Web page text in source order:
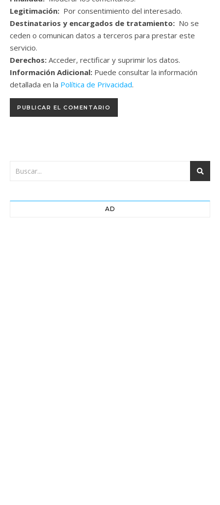
Legitimación: Por consentimiento del interesado.
Destinatarios y encargados de tratamiento: No se
ceden o comunican datos a terceros para prestar este
servicio.
Derechos: Acceder, rectificar y suprimir los datos.
Información Adicional: Puede consultar la información
detallada en la Política de Privacidad.
AD